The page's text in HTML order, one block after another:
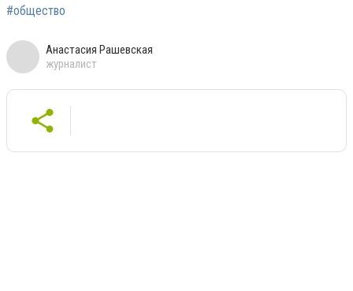
#общество
Анастасия Рашевская
журналист